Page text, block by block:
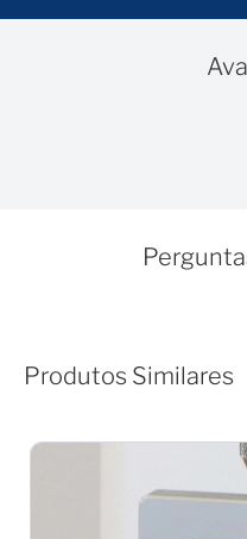
Produtos Similares